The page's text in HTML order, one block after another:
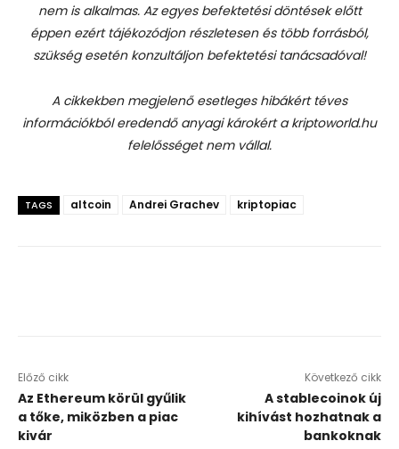
nem is alkalmas. Az egyes befektetési döntések előtt
éppen ezért tájékozódjon részletesen és több forrásból,
szükség esetén konzultáljon befektetési tanácsadóval!
A cikkekben megjelenő esetleges hibákért téves
információkból eredendő anyagi károkért a kriptoworld.hu
felelősséget nem vállal.
TAGS altcoin Andrei Grachev kriptopiac
Előző cikk
Az Ethereum körül gyűlik
a tőke, miközben a piac
kivár
Következő cikk
A stablecoinok új
kihívást hozhatnak a
bankoknak